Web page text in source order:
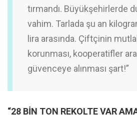
tırmandı. Büyükşehirlerde
vahim. Tarlada şu an
lira arasında. Çiftçinin
korunması, kooperatifler
güvenceye alınması şart!”
“28 BİN TON REKOLTE VAR